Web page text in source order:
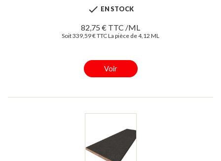
 EN STOCK
82,75 € TTC /ML
Soit 339,59 € TTC La pièce de 4,12 ML
Voir